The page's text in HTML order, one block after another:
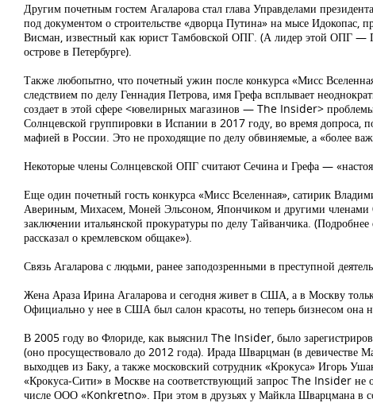
Другим почетным гостем Агаларова стал глава Управделами
под документом о строительстве «дворца Путина» на мысе
Висман, известный как юрист Тамбовской ОПГ. (А лидер этой ОПГ —
острове в Петербурге).
Также любопытно, что почетный ужин после конкурса «Мисс
следствием по делу Геннадия Петрова, имя Грефа всплывает
создает в этой сфере <ювелирных магазинов — The Insider>
Солнцевской группировки в Испании в 2017 году, во время допроса,
мафией в России. Это не проходящие по делу обвиняемые, а «более
Некоторые члены Солнцевской ОПГ считают Сечина и Грефа —
Еще один почетный гость конкурса «Мисс Вселенная», сатирик
Авериным, Михасем, Моней Эльсоном, Япончиком и другими членами
заключении итальянской прокуратуры по делу Тайванчика.
рассказал о кремлевском общаке»).
Связь Агаларова с людьми, ранее заподозренными в преступной
Жена Араза Ирина Агаларова и сегодня живет в США, а в Москву
Официально у нее в США был салон красоты, но теперь бизнесом
В 2005 году во Флориде, как выяснил The Insider, было
(оно просуществовало до 2012 года). Ирада Шварцман (в девичестве
выходцев из Баку, а также московский сотрудник «Крокуса» Игорь
«Крокуса-Сити» в Москве на соответствующий запрос The Insider не
числе ООО «Konkretno». При этом в друзьях у Майкла Шварцмана в